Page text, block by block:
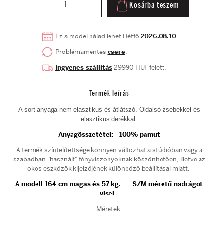
Kosárba teszem
Ez a model nálad lehet Hétfő 2026.08.10
Problémamentes csere.
Ingyenes szállítás29990 HUF felett.
Termék leírás
A sort anyaga nem elasztikus és átlátszó. Oldalsó zsebekkel és
elasztikus derékkal.
Anyagösszetétel: 100% pamut
A termék színtelítettsége könnyen változhat a stúdióban vagy a
szabadban "használt" fényviszonyoknak köszönhetően, illetve az
okos eszközök kijelzőjének különböző beállításai miatt.
A modell 164 cm magas és 57 kg. S/M méretű nadrágot
visel.
Méretek: